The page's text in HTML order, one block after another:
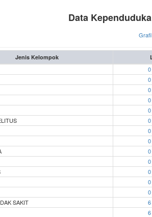
Data
Jenis Kelompok
0
0
0
0
0
0
0
0
0
0
0
0
0
SAKIT
6
6